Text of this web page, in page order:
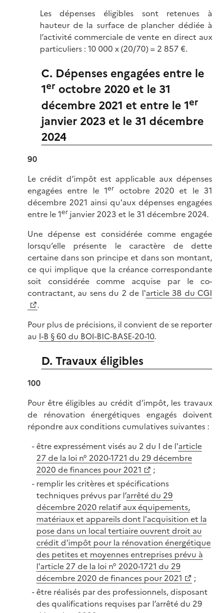
Les dépenses éligibles sont retenues à
hauteur de la surface de plancher dédiée à
l’activité commerciale de vente en direct aux
particuliers : 10 000 x (20/70) = 2 857 €.
C. Dépenses engagées entre le
1er octobre 2020 et le 31
décembre 2021 et entre le 1er
janvier 2023 et le 31 décembre
2024
90
Le crédit d’impôt est applicable aux dépenses
engagées entre le 1er octobre 2020 et le 31
décembre 2021 ainsi qu'aux dépenses engagées
entre le 1er janvier 2023 et le 31 décembre 2024.
Une dépense est considérée comme engagée
lorsqu’elle présente le caractère de dette
certaine dans son principe et dans son montant,
ce qui implique que la créance correspondante
soit considérée comme acquise par le co-
contractant, au sens du 2 de l'article 38 du CGI
.
Pour plus de précisions, il convient de se reporter
au I-B § 60 du BOI-BIC-BASE-20-10.
D. Travaux éligibles
100
Pour être éligibles au crédit d’impôt, les travaux
de rénovation énergétiques engagés doivent
répondre aux conditions cumulatives suivantes :
être expressément visés au 2 du I de l'article
27 de la loi n° 2020-1721 du 29 décembre
2020 de finances pour 2021
;
remplir les critères et spécifications
techniques prévus par l’arrêté du 29
décembre 2020 relatif aux équipements,
matériaux et appareils dont l'acquisition et la
pose dans un local tertiaire ouvrent droit au
crédit d'impôt pour la rénovation énergétique
des petites et moyennes entreprises prévu à
l'article 27 de la loi n° 2020-1721 du 29
décembre 2020 de finances pour 2021
;
être réalisés par des professionnels, disposant
des qualifications requises par l’arrêté du 29